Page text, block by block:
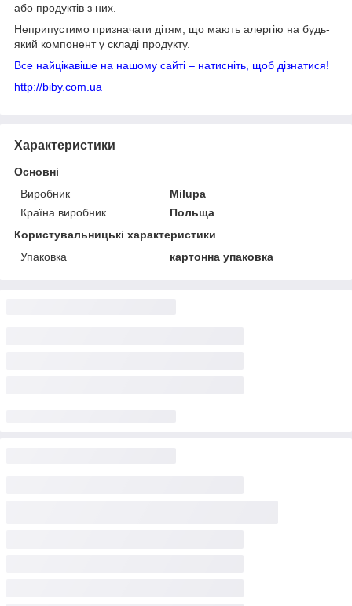
або продуктів з них.
Неприпустимо призначати дітям, що мають алергію на будь-
який компонент у складі продукту.
Все найцікавіше на нашому сайті – натисніть, щоб дізнатися!
http://biby.com.ua
Характеристики
Основні
Виробник
Milupa
Країна виробник
Польща
Користувальницькі характеристики
Упаковка
картонна упаковка